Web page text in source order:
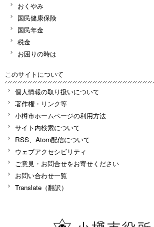
おくやみ
国民健康保険
国民年金
税金
お困りの時は
このサイトについて
個人情報の取り扱いについて
著作権・リンク等
小樽市ホームページの利用方法
サイト内検索について
RSS、Atom配信について
ウェブアクセシビリティ
ご意見・お問合せをお寄せください
お問い合わせ一覧
Translate（翻訳）